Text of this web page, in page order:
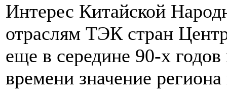
Интерес Китайской
отраслям ТЭК стран
еще в середине 90-х
времени значение